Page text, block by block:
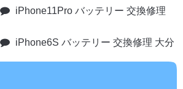
iPhone11Pro バッテリー 交換修理
iPhone6S バッテリー 交換修理 大分